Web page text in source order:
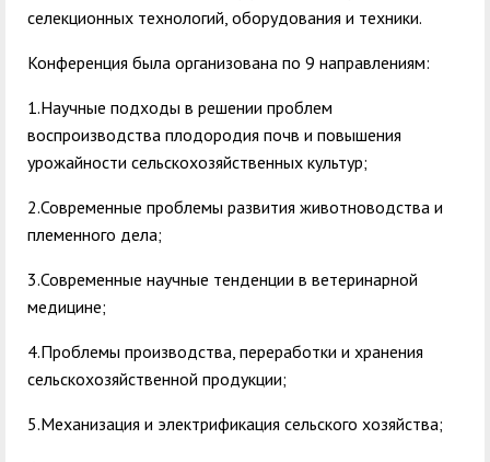
селекционных технологий, оборудования и техники.
Конференция была организована по 9 направлениям:
1.Научные подходы в решении проблем
воспроизводства плодородия почв и повышения
урожайности сельскохозяйственных культур;
2.Современные проблемы развития животноводства и
племенного дела;
3.Современные научные тенденции в ветеринарной
медицине;
4.Проблемы производства, переработки и хранения
сельскохозяйственной продукции;
5.Механизация и электрификация сельского хозяйства;